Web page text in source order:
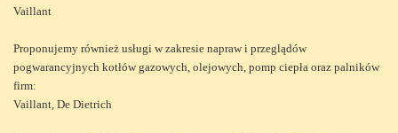
Vaillant
Proponujemy również usługi w zakresie napraw i przeglądów
pogwarancyjnych kotłów gazowych, olejowych, pomp ciepła oraz palników
firm:
Vaillant, De Dietrich